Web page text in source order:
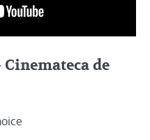
Cinemateca de